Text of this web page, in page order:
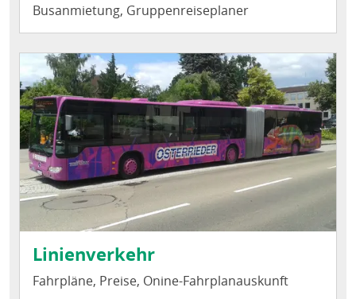
Busanmietung, Gruppenreiseplaner
Linienverkehr
Fahrpläne, Preise, Onine-Fahrplanauskunft